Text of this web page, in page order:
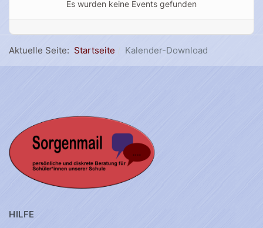
Es wurden keine Events gefunden
Aktuelle Seite: Startseite Kalender-Download
HILFE